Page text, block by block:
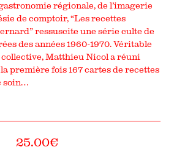
régionale, de l’imagerie
de comptoir, “Les recettes
ressuscite une série culte de
des années 1960-1970. Véritable
collective, Matthieu Nicol a réuni
première fois 167 cartes de recettes
soin…
25.00€